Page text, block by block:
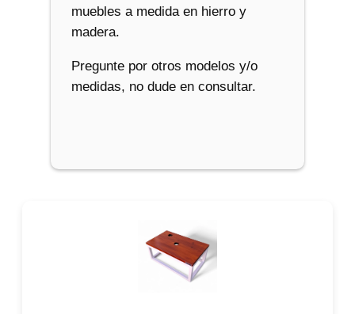
muebles a medida en hierro y
madera.
Pregunte por otros modelos y/o
medidas, no dude en consultar.